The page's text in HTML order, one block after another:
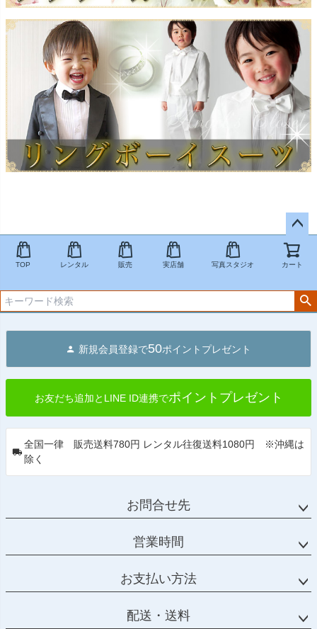
ペー
ジト
TOP レンタル 販売 実店舗 写真スタジオ カート
新規会員登録で50ポイントプレゼント
お友だち追加とLINE ID連携でポイントプレゼント
全国一律 販売送料780円 レンタル往復送料1080円 ※沖縄は
除く
お問合せ先
営業時間
お支払い方法
配送・送料